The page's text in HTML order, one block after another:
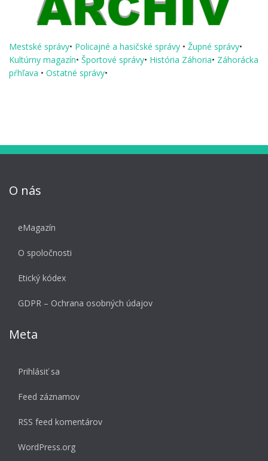
Mestské správy• Policajné a hasičské správy • Župné správy•
Kultúrny magazín• Športové správy• História Záhoria• Záhorácka
pŕhľava • Ostatné správy•
O nás
eMagazín
O spoločnosti
Etický kódex
GDPR – Ochrana osobných údajov
Meta
Prihlásiť sa
Feed záznamov
RSS feed komentárov
WordPress.org